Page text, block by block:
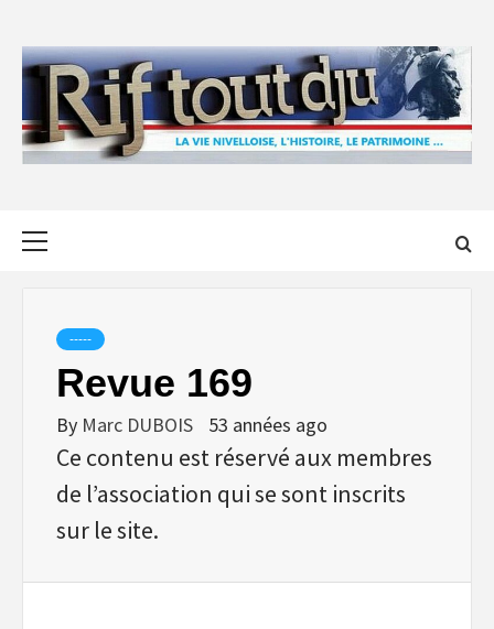
content
-----
Revue 169
By Marc DUBOIS 53 années ago
Ce contenu est réservé aux membres
de l’association qui se sont inscrits
sur le site.